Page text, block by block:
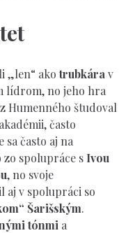
„len“ ako trubkára v
lídrom, no jeho hra
Humenného študoval
často
často aj na
zo spolupráce s Ivou
, no svoje
aj v spolupráci so
Šarišským.
tónmi a